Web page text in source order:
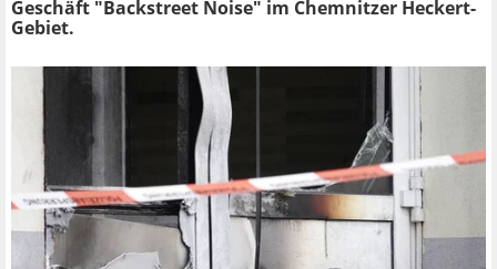
Geschäft "Backstreet Noise" im Chemnitzer Heckert-
Gebiet.